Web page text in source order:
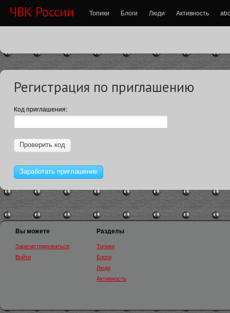
ЧВК России Топики Блоги Люди Активность
Регистрация по приглашению
Код приглашения:
Заработать приглашение
Вы можете
Зарегистрироваться
Войти
Разделы
Топики
Блоги
Люди
Активность